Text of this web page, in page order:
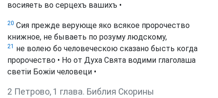
восияеть во серцехъ вашихъ •
20 Сия прежде верующе яко всякое пророчество
книжное, не бываеть по розуму людскому,
21 не волею бо человеческою сказано бысть когда
пророчество • Но от Духа Свята водими глаголаша
светіи Божіи человеци •
2 Петрово, 1 глава. Библия Скорины